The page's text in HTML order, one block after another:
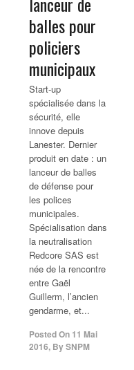
balles pour
policiers
municipaux
Start-up
spécialisée dans la
sécurité, elle
innove depuis
Lanester. Dernier
produit en date : un
lanceur de balles
de défense pour
les polices
municipales.
Spécialisation dans
la neutralisation
Redcore SAS est
née de la rencontre
entre Gaël
Guillerm, l’ancien
gendarme, et...
Posted On 11 Mai
2016, BySNPM